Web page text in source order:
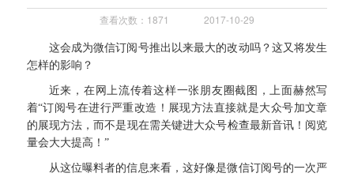
查看次数：1871 2017-10-29
这会成为微信订阅号推出以来最大的改动吗？这又将发生
怎样的影响？
近来，在网上流传着这样一张朋友圈截图，上面赫然写
着“订阅号在进行严重改造！展现方法直接就是大众号加文章
的展现方法，而不是现在需关键进大众号检查最新音讯！阅览
量会大大提高！”
从这位曝料者的信息来看，这好像是微信订阅号的一次严